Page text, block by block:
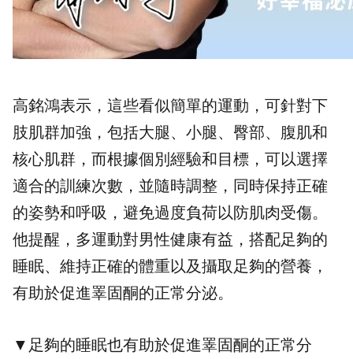
高銘鴻表示，這些看似簡單的運動，可針對下
肢肌群加強，包括大腿、小腿、臀部、腹肌和
核心肌群，而根據個別經驗和目標，可以選擇
適合的訓練次數，並隨時調整，同時保持正確
的姿勢和呼吸，避免過度負荷以防肌肉受傷。
他提醒，多運動對男性健康有益，搭配足夠的
睡眠、維持正確的體重以及攝取足夠的營養，
有助於促進睪固酮的正常分泌。
▼ 足夠的睡眠也有助於促進睪固酮的正常分